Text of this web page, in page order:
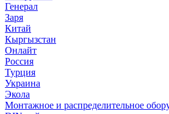
Генерал
Заря
Китай
Кыргызстан
Онлайт
Россия
Турция
Украина
Экола
Монтажное и распределительное